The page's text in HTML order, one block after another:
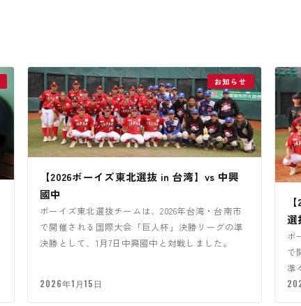
お知らせ
【2026ボーイズ東北選抜 in 台湾】vs 中興
國中
ボーイズ東北選抜チームは、2026年台湾・台南市
で開催される国際大会「巨人杯」決勝リーグの準
決勝として、1月7日中興國中と対戦しました。
2026年1月15日
選
ボ
で
準
た